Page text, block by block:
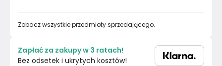
Zobacz wszystkie przedmioty sprzedającego.
Zapłać za zakupy w 3 ratach!
Bez odsetek i ukrytych kosztów!